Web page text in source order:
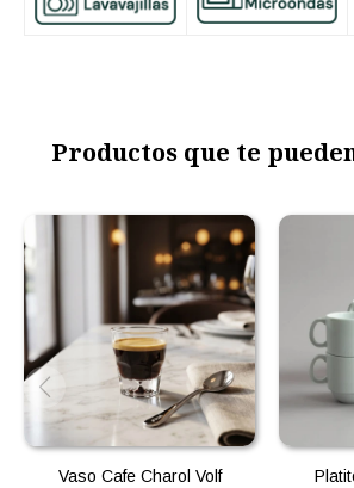
Productos que te
Vaso Cafe Charol Volf